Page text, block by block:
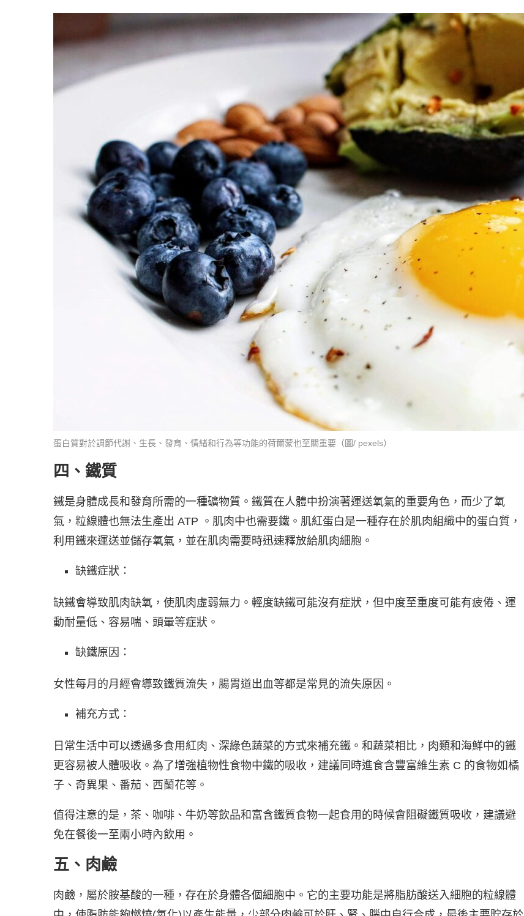
蛋白質對於調節代謝、生長、發育、情緒和行為等功能的荷爾蒙也至關重要（圖/ pexels）
四、鐵質
鐵是身體成長和發育所需的一種礦物質。鐵質在人體中扮演著運送氧氣的重要角色，而少了氧
氣，粒線體也無法生產出 ATP 。肌肉中也需要鐵。肌紅蛋白是一種存在於肌肉組織中的蛋白質，
利用鐵來運送並儲存氧氣，並在肌肉需要時迅速釋放給肌肉細胞。
缺鐵症狀：
缺鐵會導致肌肉缺氧，使肌肉虛弱無力。輕度缺鐵可能沒有症狀，但中度至重度可能有疲倦、運
動耐量低、容易喘、頭暈等症狀。
缺鐵原因：
女性每月的月經會導致鐵質流失，腸胃道出血等都是常見的流失原因。
補充方式：
日常生活中可以透過多食用紅肉、深綠色蔬菜的方式來補充鐵。和蔬菜相比，肉類和海鮮中的鐵
更容易被人體吸收。為了增強植物性食物中鐵的吸收，建議同時進食含豐富維生素 C 的食物如橘
子、奇異果、番茄、西蘭花等。
值得注意的是，茶、咖啡、牛奶等飲品和富含鐵質食物一起食用的時候會阻礙鐵質吸收，建議避
免在餐後一至兩小時內飲用。
五、肉鹼
肉鹼，屬於胺基酸的一種，存在於身體各個細胞中。它的主要功能是將脂肪酸送入細胞的粒線體